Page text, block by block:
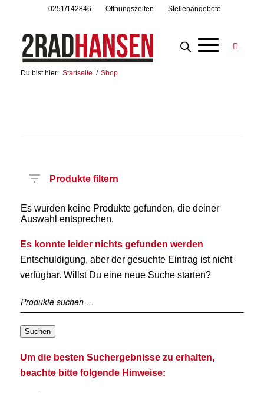
0251/142846 Öffnungszeiten Stellenangebote
Du bist hier: Startseite / Shop
Produkte filtern
Es wurden keine Produkte gefunden, die deiner
Auswahl entsprechen.
Es konnte leider nichts gefunden werden
Entschuldigung, aber der gesuchte Eintrag ist nicht
verfügbar. Willst Du eine neue Suche starten?
Suchen
Um die besten Suchergebnisse zu erhalten,
beachte bitte folgende Hinweise: